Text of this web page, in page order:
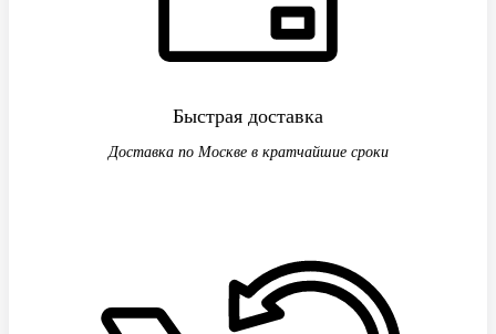
Быстрая доставка
Доставка по Москве в кратчайшие сроки